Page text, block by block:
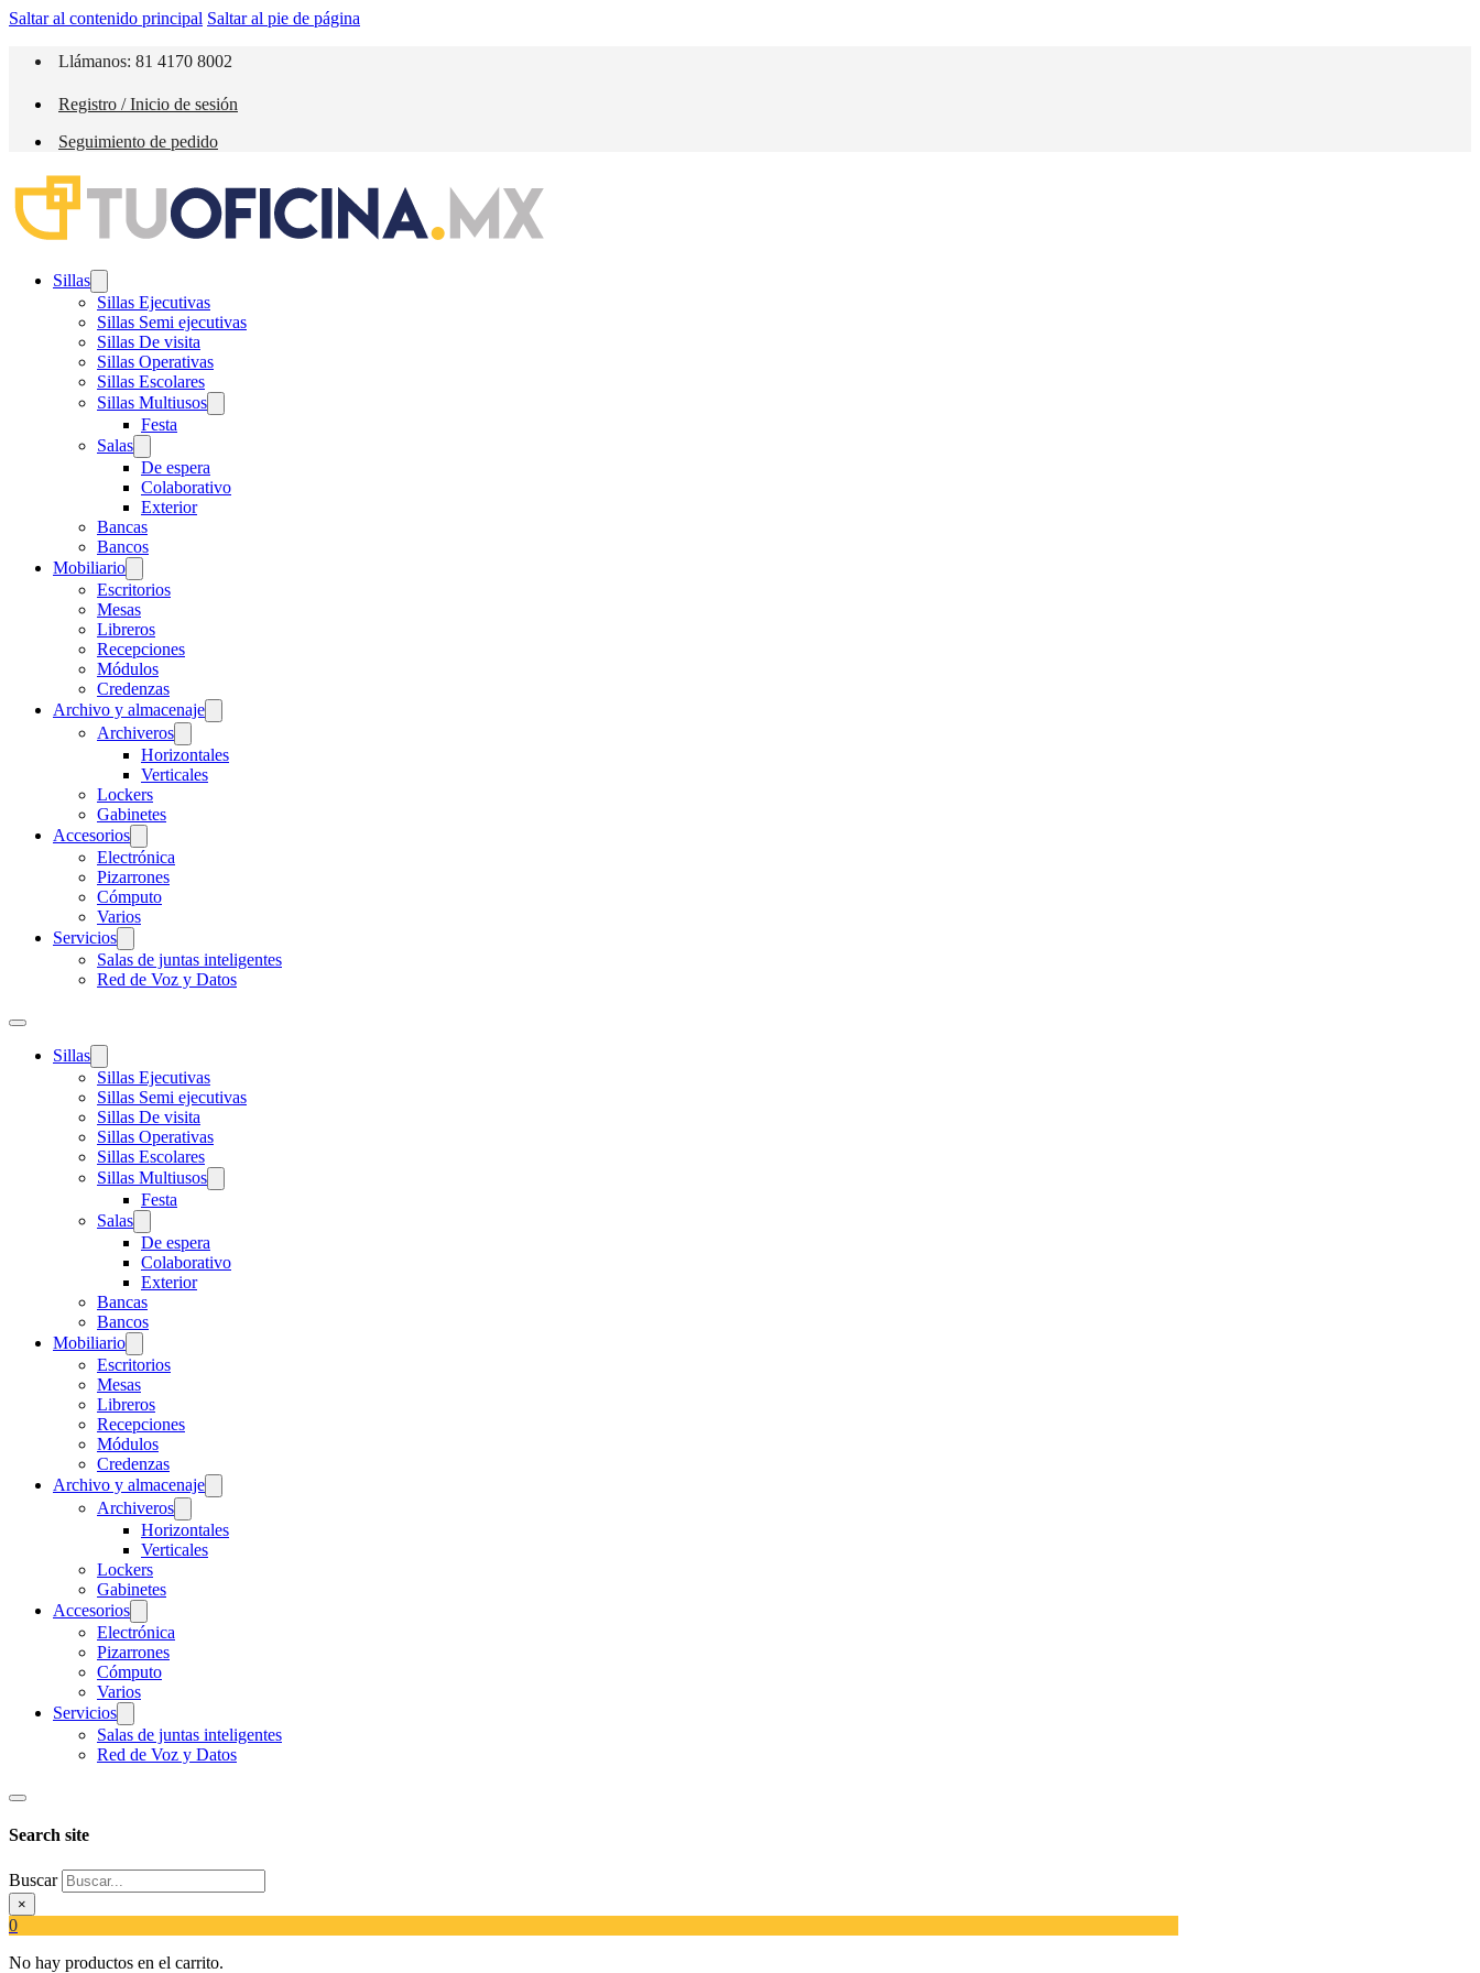
Saltar al contenido principal Saltar al pie de página
Llámanos: 81 4170 8002
Registro / Inicio de sesión
Seguimiento de pedido
Sillas
Sillas Ejecutivas
Sillas Semi ejecutivas
Sillas De visita
Sillas Operativas
Sillas Escolares
Sillas Multiusos
Festa
Salas
De espera
Colaborativo
Exterior
Bancas
Bancos
Mobiliario
Escritorios
Mesas
Libreros
Recepciones
Módulos
Credenzas
Archivo y almacenaje
Archiveros
Horizontales
Verticales
Lockers
Gabinetes
Accesorios
Electrónica
Pizarrones
Cómputo
Varios
Servicios
Salas de juntas inteligentes
Red de Voz y Datos
Sillas
Sillas Ejecutivas
Sillas Semi ejecutivas
Sillas De visita
Sillas Operativas
Sillas Escolares
Sillas Multiusos
Festa
Salas
De espera
Colaborativo
Exterior
Bancas
Bancos
Mobiliario
Escritorios
Mesas
Libreros
Recepciones
Módulos
Credenzas
Archivo y almacenaje
Archiveros
Horizontales
Verticales
Lockers
Gabinetes
Accesorios
Electrónica
Pizarrones
Cómputo
Varios
Servicios
Salas de juntas inteligentes
Red de Voz y Datos
Search site
Buscar
×
0
No hay productos en el carrito.